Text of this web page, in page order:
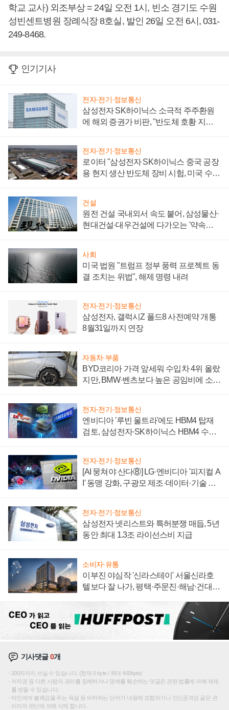
학교 교사) 외조부상 = 24일 오전 1시, 빈소 경기도 수원
성빈센트병원 장례식장 8호실, 발인 26일 오전 6시, 031-
249-8468.
인기기사
전자·전기·정보통신
삼성전자 SK하이닉스 소극적 주주환원
에 해외 증권가 비판, "반도체 호황 지속
전자·전기·정보통신
로이터 "삼성전자 SK하이닉스 중국 공장
용 현지 생산 반도체 장비 시험, 미국 수출
건설
원전 건설 국내외서 속도 붙어, 삼성물산·
현대건설·대우건설에 다가오는 '약속의
사회
미국 법원 "트럼프 정부 풍력 프로젝트 동
결 조치는 위법", 해제 명령 내려
전자·전기·정보통신
삼성전자, 갤럭시Z 폴드8 사전예약 개통
8월31일까지 연장
자동차·부품
BYD코리아 가격 앞세워 수입차 4위 올랐
지만, BMW·벤츠보다 높은 공임비에 소비
전자·전기·정보통신
엔비디아 '루빈 울트라'에도 HBM4 탑재
검토, 삼성전자·SK하이닉스 HBM4 수율
전자·전기·정보통신
[AI 뭉쳐야 산다⑧] LG·엔비디아 '피지컬 A
I' 동맹 강화, 구광모 제조·데이터·기술 결
전자·전기·정보통신
삼성전자 넷리스트와 특허분쟁 매듭, 5년
동안 최대 1.3조 라이선스비 지급
소비자·유통
이부진 야심작 '신라스테이' 서울신라호
텔보다 잘 나가, 평택·주문진·해남·건대로
기사댓글0개
200자까지 쓰실 수 있습니다. (현재 0 byte / 최대 400byte)
저작권 등 다른 사람의 권리를 침해하거나 명예를 훼손하는 댓글은 관련 법률에 의해 제재
를 받을 수 있습니다.
타인에게 불쾌감을 주는 욕설 등 비하하는 단어가 내용에 포함되거나 인신공격성 글은 관
리자의 판단에 의해 삭제 합니다.